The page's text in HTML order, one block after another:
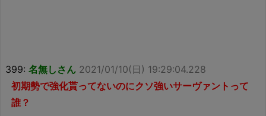
399: 名無しさん 2021/01/10(日) 19:29:04.228
初期勢で強化貰ってないのにクソ強いサーヴァントって
誰？